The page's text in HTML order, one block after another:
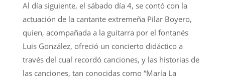
Al día siguiente, el sábado día 4, se contó con la
actuación de la cantante extremeña Pilar Boyero,
quien, acompañada a la guitarra por el fontanés
Luis González, ofreció un concierto didáctico a
través del cual recordó canciones, y las historias de
las canciones, tan conocidas como “María La